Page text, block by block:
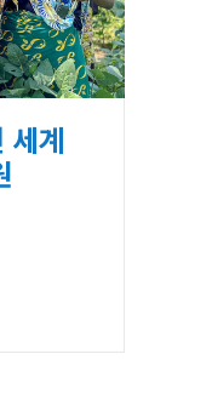
세계